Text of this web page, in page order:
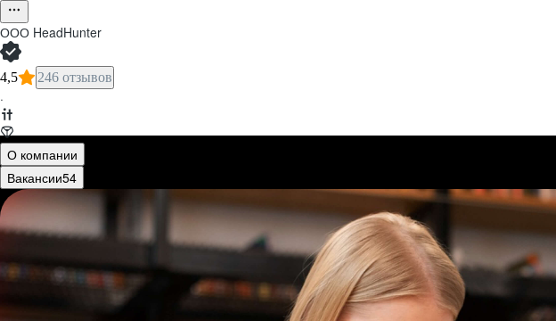
ООО HeadHunter
4,5 246 отзывов
·
О компании
Вакансии54